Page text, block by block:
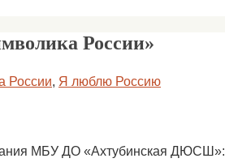
России»
России, Я люблю Россию
МБУ ДО «Ахтубинская ДЮСШ»: